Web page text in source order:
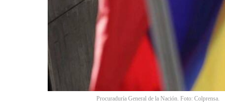
Procuraduría General de la Nación. Foto: Colprensa.